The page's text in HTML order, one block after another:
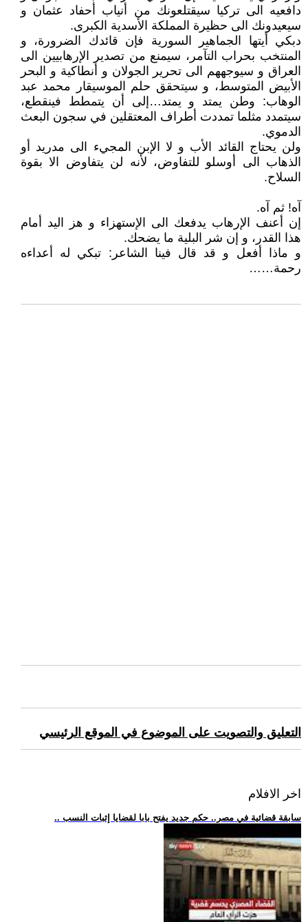
دافعيه الى تركيا سيقتلعونك من أنياب أحفاد عثمان و
سيعيدونك الى حظيرة المملكة الأسدية الكبرى.
دبكي أيتها الجماهير السورية فإن قائدك الضرورة، و
المنتخب بحراب التآمر، سيمنع من تصدير الإرهابيين الى
العراق و سيوجههم الى تحرير الجولان و أنطاكية و البحر
الأبيض المتوسط، و سيتحقق حلم الموسيقار محمد عبد
الوهاب: وطن يمتد و يمتد…إلى أن يتمطط فينقطع،
سيتمدد مثلما تمددت أطراف المعتقلين في سجون البعث
الدموي.
ولن يحتاج القائد الأب و لا الإبن المجيء الى مدريد أو
الذهاب الى أوسلو للتفاوض، لأنه لن يتفاوض الا بقوة
السلاح.
آه! ثم آه.
إن أعنف الإرهاب يدفعك الى الإستهزاء و هز اليد أمام
هذا القدر، و إن شر البلية ما يضحك.
و ماذا أفعل و قد قال فينا الشاعر: تبكي له أعداءه
رحمة……
التعليق والتصويت على الموضوع في الموقع الرئيسي
اخر الافلام
.. سابقة قضائية في مصر.. حكم جديد يفتح بابا لقضايا إثبات النسب